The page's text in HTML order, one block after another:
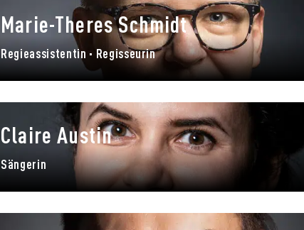
Marie-Theres Schmidt
Regieassistentin · Regisseurin
Claire Austin
Sängerin